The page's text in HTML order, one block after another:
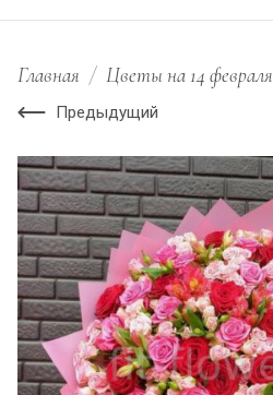
Главная / Цветы на 14 февраля
Предыдущий